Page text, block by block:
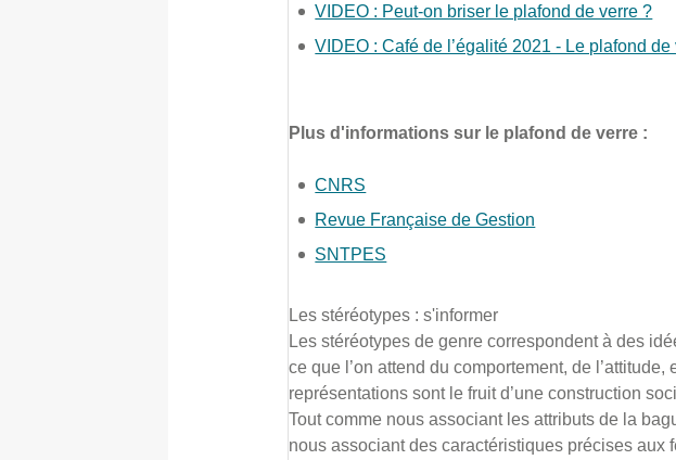
VIDEO : Peut-on briser le plafond de verre ?
VIDEO : Café de l’égalité 2021 - Le plafond
Plus d'informations sur le plafond de verre :
CNRS
Revue Française de Gestion
SNTPES
Les stéréotypes : s'informer
Les stéréotypes de genre correspondent à des
ce que l’on attend du comportement, de
représentations sont le fruit d’une construction
Tout comme nous associant les attributs de la
nous associant des caractéristiques précises